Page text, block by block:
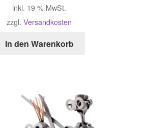
inkl. 19 % MwSt.
zzgl. Versandkosten
In den Warenkorb